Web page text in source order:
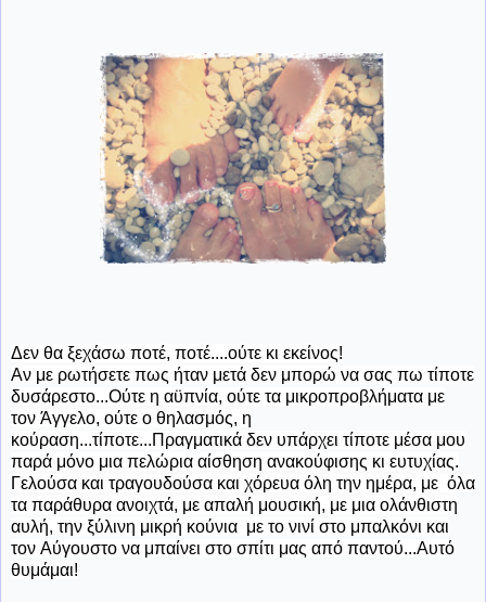
Δεν θα ξεχάσω ποτέ, ποτέ....ούτε κι εκείνος!
Αν με ρωτήσετε πως ήταν μετά δεν μπορώ να σας πω τίποτε
δυσάρεστο...Ούτε η αϋπνία, ούτε τα μικροπροβλήματα με
τον Άγγελο, ούτε ο θηλασμός, η
κούραση...τίποτε...Πραγματικά δεν υπάρχει τίποτε μέσα μου
παρά μόνο μια πελώρια αίσθηση ανακούφισης κι ευτυχίας.
Γελούσα και τραγουδούσα και χόρευα όλη την ημέρα, με όλα
τα παράθυρα ανοιχτά, με απαλή μουσική, με μια ολάνθιστη
αυλή, την ξύλινη μικρή κούνια με το νινί στο μπαλκόνι και
τον Αύγουστο να μπαίνει στο σπίτι μας από παντού...Αυτό
θυμάμαι!